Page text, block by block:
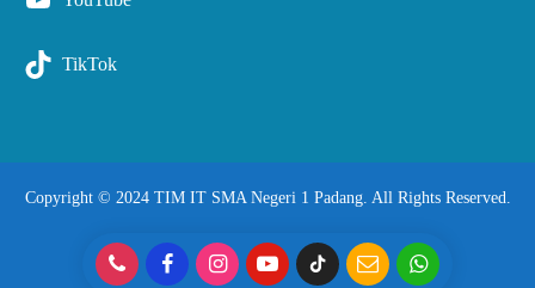
TikTok
Copyright © 2024 TIM IT SMA Negeri 1 Padang. All Rights Reserved.